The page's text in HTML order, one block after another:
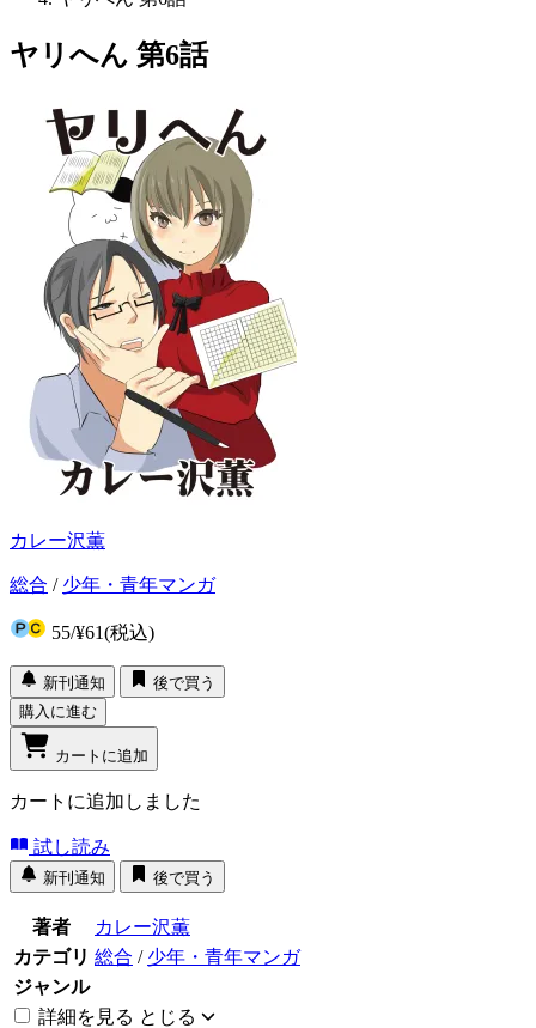
ヤリへん 第6話
カレー沢薫
総合 / 少年・青年マンガ
55/¥61(税込)
新刊通知
後で買う
購入に進む
カートに追加
カートに追加しました
試し読み
新刊通知 後で買う
著者
カレー沢薫
カテゴリ 総合 / 少年・青年マンガ
ジャンル
詳細を見る とじる